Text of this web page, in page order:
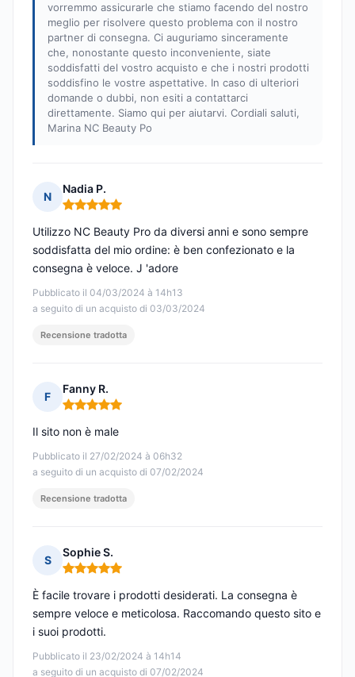
vorremmo assicurarle che stiamo facendo del nostro
meglio per risolvere questo problema con il nostro
partner di consegna. Ci auguriamo sinceramente
che, nonostante questo inconveniente, siate
soddisfatti del vostro acquisto e che i nostri prodotti
soddisfino le vostre aspettative. In caso di ulteriori
domande o dubbi, non esiti a contattarci
direttamente. Siamo qui per aiutarvi. Cordiali saluti,
Marina NC Beauty Po
N
Nadia P.
Nota: 5 su 5
Pubblicato il 04/03/2024 à 14h13
a seguito di un acquisto di 03/03/2024
Utilizzo NC Beauty Pro da diversi anni e sono sempre
soddisfatta del mio ordine: è ben confezionato e la
consegna è veloce. J 'adore
Recensione tradotta
F
Fanny R.
Nota: 5 su 5
Pubblicato il 27/02/2024 à 06h32
a seguito di un acquisto di 07/02/2024
Il sito non è male
Recensione tradotta
S
Sophie S.
Nota: 5 su 5
Pubblicato il 23/02/2024 à 14h14
a seguito di un acquisto di 07/02/2024
È facile trovare i prodotti desiderati. La consegna è
sempre veloce e meticolosa. Raccomando questo sito e
i suoi prodotti.